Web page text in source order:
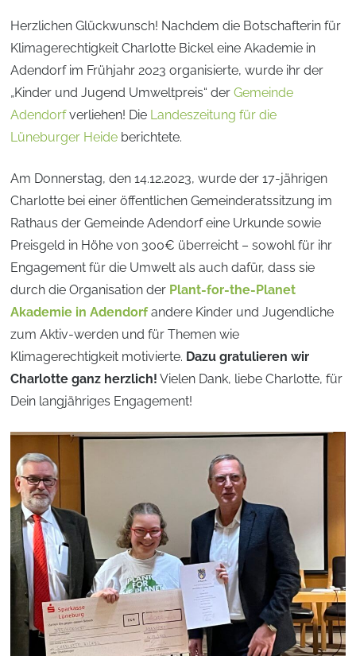
Herzlichen Glückwunsch! Nachdem die Botschafterin für
Klimagerechtigkeit Charlotte Bickel eine Akademie in
Adendorf im Frühjahr 2023 organisierte, wurde ihr der
„Kinder und Jugend Umweltpreis“ derGemeinde
Adendorfverliehen! Die Landeszeitung für die
Lüneburger Heide berichtete.
Am Donnerstag, den 14.12.2023, wurde der 17-jährigen
Charlotte bei einer öffentlichen Gemeinderatssitzung im
Rathaus der Gemeinde Adendorf eine Urkunde sowie
Preisgeld in Höhe von 300€ überreicht – sowohl für ihr
Engagement für die Umwelt als auch dafür, dass sie
durch die Organisation der Plant-for-the-Planet
Akademie in Adendorfandere Kinder und Jugendliche
zum Aktiv-werden und für Themen wie
Klimagerechtigkeit motivierte. Dazu gratulieren wir
Charlotte ganz herzlich! Vielen Dank, liebe Charlotte, für
Dein langjähriges Engagement!